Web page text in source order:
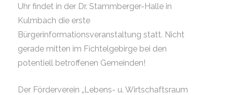
Uhr findet in der Dr. Stammberger-Halle in
Kulmbach die erste
Bürgerinformationsveranstaltung statt. Nicht
gerade mitten im Fichtelgebirge bei den
potentiell betroffenen Gemeinden!
Der Förderverein „Lebens- u. Wirtschaftsraum